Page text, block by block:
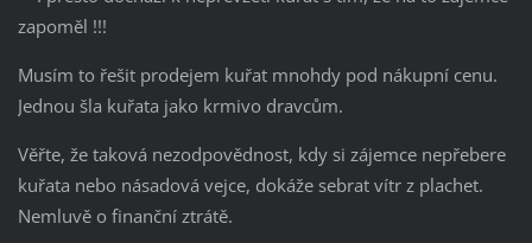
zapoměl !!!
Musím to řešit prodejem kuřat mnohdy pod nákupní cenu.
Jednou šla kuřata jako krmivo dravcům.
Věřte, že taková nezodpovědnost, kdy si zájemce nepřebere
kuřata nebo násadová vejce, dokáže sebrat vítr z plachet.
Nemluvě o finanční ztrátě.